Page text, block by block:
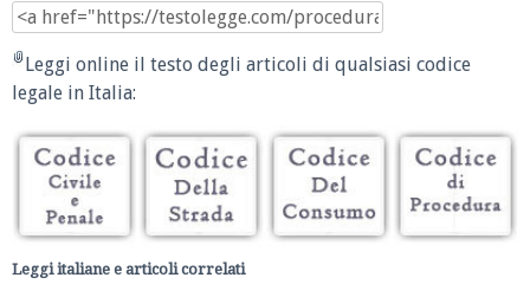
Leggi online il testo degli articoli di qualsiasi codice
legale in Italia:
Leggi italiane e articoli correlati